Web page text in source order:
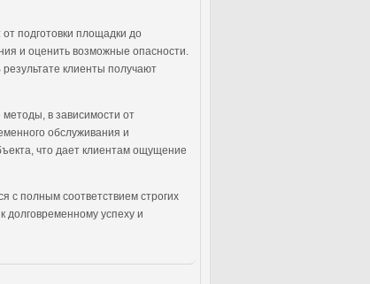
подготовки площадки до
и оценить возможные опасности.
клиенты получают
в зависимости от
обслуживания и
что дает клиентам ощущение
с полным соответствием строгих
долговременному успеху и